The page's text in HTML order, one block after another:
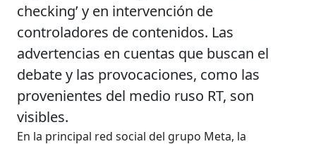
checking’ y en intervención de
controladores de contenidos. Las
advertencias en cuentas que buscan el
debate y las provocaciones, como las
provenientes del medio ruso RT, son
visibles.
En la principal red social del grupo Meta, la